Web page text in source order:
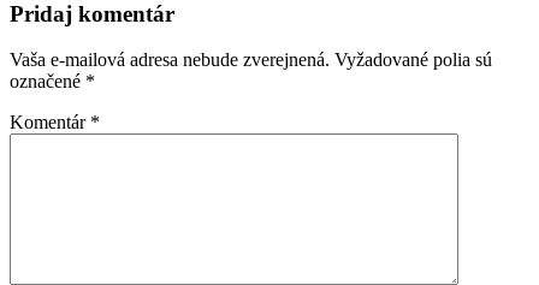
článku
Pridaj komentár
Vaša e-mailová adresa nebude zverejnená. Vyžadované polia sú
označené *
Komentár *